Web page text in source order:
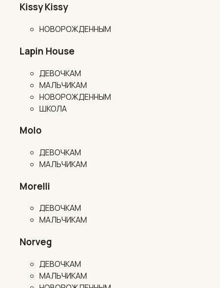
Kissy Kissy
НОВОРОЖДЕННЫМ
Lapin House
ДЕВОЧКАМ
МАЛЬЧИКАМ
НОВОРОЖДЕННЫМ
ШКОЛА
Molo
ДЕВОЧКАМ
МАЛЬЧИКАМ
Morelli
ДЕВОЧКАМ
МАЛЬЧИКАМ
Norveg
ДЕВОЧКАМ
МАЛЬЧИКАМ